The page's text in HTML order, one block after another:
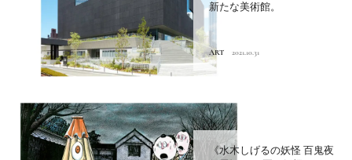
新たな美術館。
ART 2021.10.31
《水木しげるの妖怪 百鬼夜